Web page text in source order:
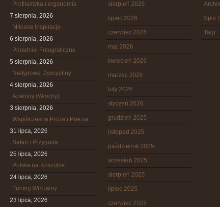
Profilaktyka i ergonomia
7 sierpnia, 2026
Miłosne Inspiracje
6 sierpnia, 2026
Poradniki Fotograficzne
5 sierpnia, 2026
Nietypowe Dyscypliny
4 sierpnia, 2026
Apeniny (Włochy)
3 sierpnia, 2026
Współczesna Proza i Poezja
31 lipca, 2026
Safari i Przygoda
25 lipca, 2026
Polska na Koszulce
24 lipca, 2026
Tuning Wizualny
23 lipca, 2026
sierpień 2026
lipiec 2026
czerwiec 2026
maj 2026
kwiecień 2026
marzec 2026
luty 2026
styczeń 2026
grudzień 2025
listopad 2025
październik 2025
wrzesień 2025
sierpień 2025
lipiec 2025
czerwiec 2025
Spis
Tagi